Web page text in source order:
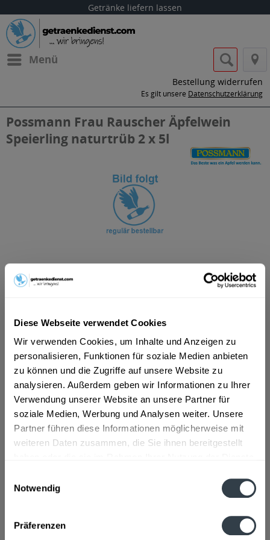
Diese Webseite verwendet Cookies
Wir verwenden Cookies, um Inhalte und Anzeigen zu
personalisieren, Funktionen für soziale Medien anbieten
zu können und die Zugriffe auf unsere Website zu
analysieren. Außerdem geben wir Informationen zu Ihrer
Verwendung unserer Website an unsere Partner für
soziale Medien, Werbung und Analysen weiter. Unsere
Partner führen diese Informationen möglicherweise mit
weiteren Daten zusammen, die Sie ihnen bereitgestellt
Notwendig
Präferenzen
Getränke liefern lassen
Menü
Bestellung widerrufen
Es gilt unsere Datenschutzerklärung
Possmann Frau Rauscher Äpfelwein
Speierling naturtrüb 2 x 5l
ab 25,69 € *
Inhalt:10 Liter (2,57 € * / 1 Liter)
inkl. MwSt.ggf. zzgl. Erschwerniszuschlag
Vorrätig
In den Warenkorb
Artikel-Nr.:
31556
Verfügbar in:
Enthält SULFITE